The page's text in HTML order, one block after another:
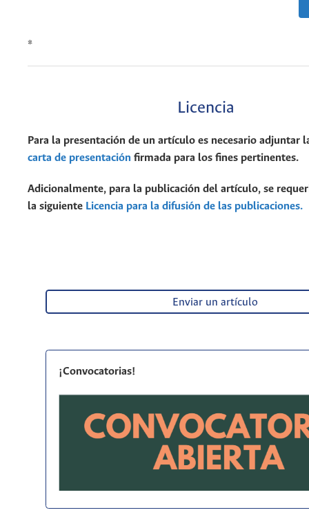
*
Licencia
Para la presentación de un artículo es necesario adjuntar
carta de presentación firmada para los fines pertinentes.
Adicionalmente, para la publicación del artículo, se
la siguiente Licencia para la difusión de las publicaciones.
Enviar un artículo
¡Convocatorias!